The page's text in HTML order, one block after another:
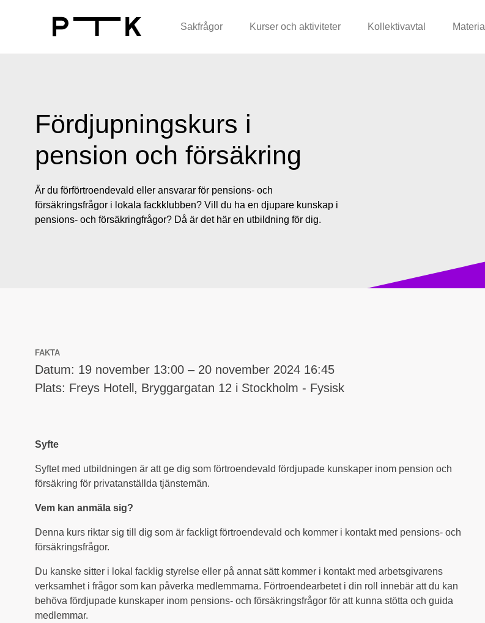
Sakfrågor Kurser och aktiviteter Kollektivavtal Material
Fördjupningskurs i
pension och försäkring
Är du förförtroendevald eller ansvarar för pensions- och
försäkringsfrågor i lokala fackklubben? Vill du ha en djupare kunskap i
pensions- och försäkringfrågor? Då är det här en utbildning för dig.
FAKTA
Datum: 19 november 13:00 – 20 november 2024 16:45
Plats: Freys Hotell, Bryggargatan 12 i Stockholm - Fysisk
Syfte
Syftet med utbildningen är att ge dig som förtroendevald fördjupade kunskaper inom pension och
försäkring för privatanställda tjänstemän.
Vem kan anmäla sig?
Denna kurs riktar sig till dig som är fackligt förtroendevald och kommer i kontakt med pensions- och
försäkringsfrågor.
Du kanske sitter i lokal facklig styrelse eller på annat sätt kommer i kontakt med arbetsgivarens
verksamhet i frågor som kan påverka medlemmarna. Förtroendearbetet i din roll innebär att du kan
behöva fördjupade kunskaper inom pensions- och försäkringsfrågor för att kunna stötta och guida
medlemmar.